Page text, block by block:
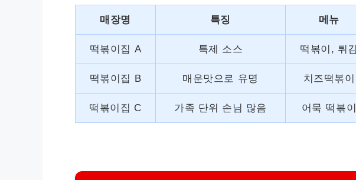
매장명 특징 메뉴
떡볶이집 A 특제 소스 떡볶이, 튀김
떡볶이집 B 매운맛으로 유명 치즈떡볶이
떡볶이집 C 가족 단위 손님 많음 어묵 떡볶이